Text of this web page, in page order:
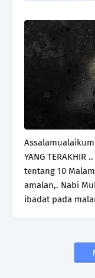
YANG
tentang 10
amalan,. Nabi
ibadat pada